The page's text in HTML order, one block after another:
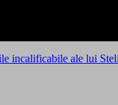
incalificabile ale lui